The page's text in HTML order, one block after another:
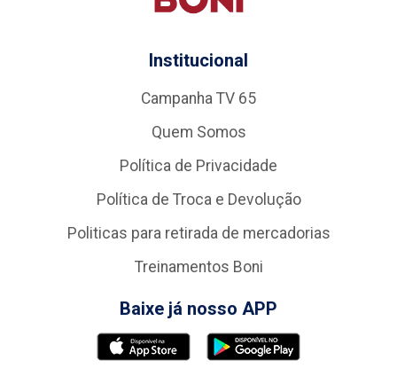
Institucional
Campanha TV 65
Quem Somos
Política de Privacidade
Política de Troca e Devolução
Politicas para retirada de mercadorias
Treinamentos Boni
Baixe já nosso APP